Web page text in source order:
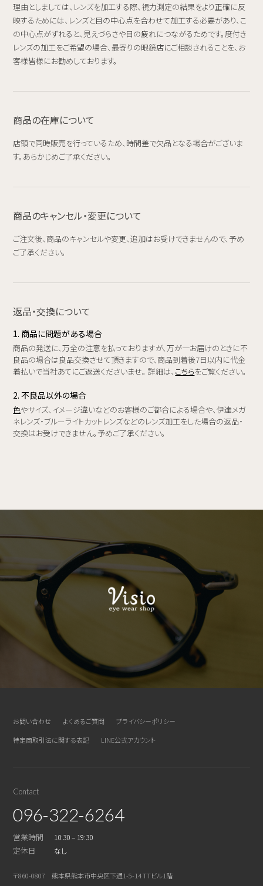
理由としましては、レンズを加工する際、視力測定の結果をより正確に反
映するためには、レンズと目の中心点を合わせて加工する必要があり、こ
の中心点がずれると、見えづらさや目の疲れにつながるためです。度付き
レンズの加工をご希望の場合、最寄りの眼鏡店にご相談されることを、お
客様皆様にお勧めしております。
商品の在庫について
店頭で同時販売を行っているため、時間差で欠品となる場合がございま
す。あらかじめご了承ください。
商品のキャンセル・変更について
ご注文後、商品のキャンセルや変更、追加はお受けできませんので、予め
ご了承ください。
返品・交換について
1. 商品に問題がある場合
商品の発送に、万全の注意を払っておりますが、万が一お届けのときに不
良品の場合は良品交換させて頂きますので、商品到着後7日以内に代金
着払いで当社あてにご返送くださいませ。 詳細は、 こちらをご覧ください。
2. 不良品以外の場合
色やサイズ、イメージ違いなどのお客様のご都合による場合や、伊達メガ
ネレンズ・ブルーライトカットレンズなどのレンズ加工をした場合の返品・
交換はお受けできません。予めご了承ください。
お問い合わせ よくあるご質問
プライバシーポリシー
特定商取引法に関する表記
LINE公式アカウント
Contact
096-322-6264
営業時間 10:30 – 19:30
定休日 なし
〒860-0807 熊本県熊本市中央区下通1-5-14 TTビル1階